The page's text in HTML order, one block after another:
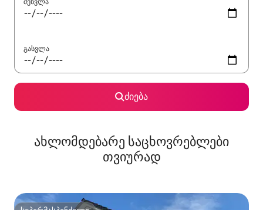
გასვლა
ძიება
ახლომდებარე საცხოვრებლები
თვიურად